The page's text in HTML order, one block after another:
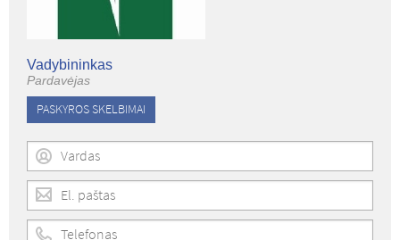
Vadybininkas
Pardavėjas
PASKYROS SKELBIMAI